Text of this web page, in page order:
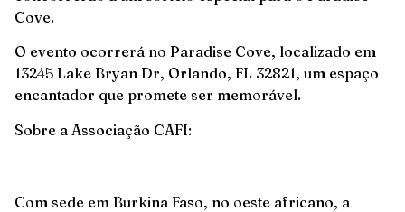
Cove.
O evento ocorrerá no Paradise Cove, localizado em
13245 Lake Bryan Dr, Orlando, FL 32821, um espaço
encantador que promete ser memorável.
Sobre a Associação CAFI:
Com sede em Burkina Faso, no oeste africano, a